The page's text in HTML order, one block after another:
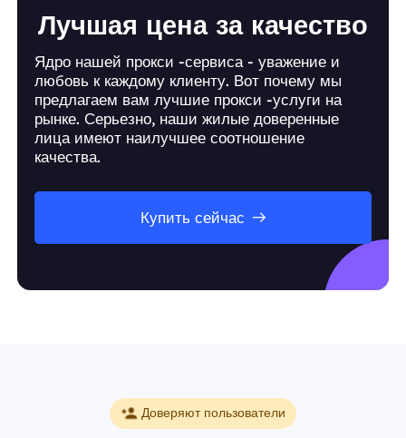
Лучшая цена за качество
Ядро нашей прокси -сервиса - уважение и
любовь к каждому клиенту. Вот почему мы
предлагаем вам лучшие прокси -услуги на
рынке. Серьезно, наши жилые доверенные
лица имеют наилучшее соотношение
качества.
Купить сейчас
Доверяют пользователи